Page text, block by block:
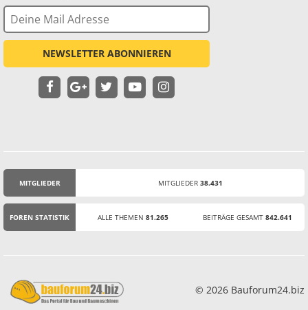
NEWSLETTER ABONNIEREN
MITGLIEDER MITGLIEDER 38.431
FOREN STATISTIK ALLE THEMEN 81.265 BEITRÄGE GESAMT 842.641
© 2026 Bauforum24.biz